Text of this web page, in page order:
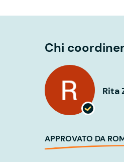
Chi
Rita
APPROVATO DA